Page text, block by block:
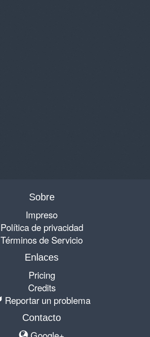
Sobre
Impreso
Política de privacidad
Términos de Servicio
Enlaces
Pricing
Credits
Reportar un problema
Contacto